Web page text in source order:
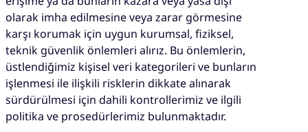
olarak imha edilmesine veya zarar görmesine
karşı korumak için uygun kurumsal, fiziksel,
teknik güvenlik önlemleri alırız. Bu önlemlerin,
üstlendiğimiz kişisel veri kategorileri ve bunların
işlenmesi ile ilişkili risklerin dikkate alınarak
sürdürülmesi için dahili kontrollerimiz ve ilgili
politika ve prosedürlerimiz bulunmaktadır.